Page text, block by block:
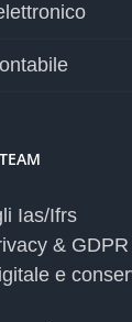
Ias/Ifrs
& GDPR
e